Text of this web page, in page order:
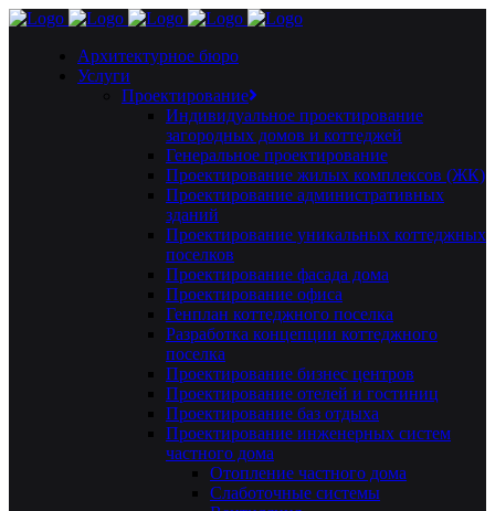
Архитектурное бюро
Услуги
Проектирование
Индивидуальное проектирование
загородных домов и коттеджей
Генеральное проектирование
Проектирование жилых комплексов (ЖК)
Проектирование административных
зданий
Проектирование уникальных коттеджных
поселков
Проектирование фасада дома
Проектирование офиса
Генплан коттеджного поселка
Разработка концепции коттеджного
поселка
Проектирование бизнес центров
Проектирование отелей и гостиниц
Проектирование баз отдыха
Проектирование инженерных систем
частного дома
Отопление частного дома
Слаботочные системы